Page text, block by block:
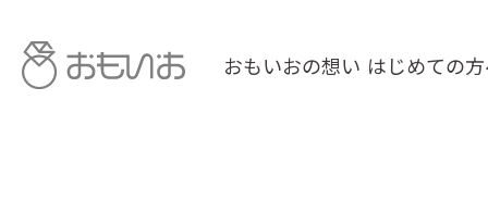
おもいおの想い はじめての